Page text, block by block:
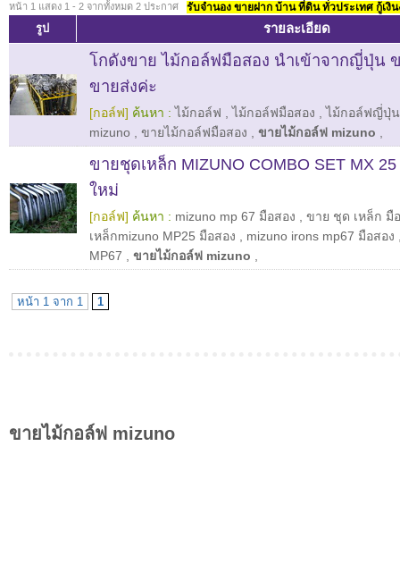
หน้า 1 แสดง 1 - 2 จากทั้งหมด 2 ประกาศ รับจำนอง ขายฝาก บ้าน ที่ดิน ทั่วประเทศ กู้เงิ
รูป รายละเอียด
โกดังขาย ไม้กอล์ฟมือสอง นำเข้าจากญี่ปุ่น
ขายส่งค่ะ
[กอล์ฟ] ค้นหา : ไม้กอล์ฟ ,ไม้กอล์ฟมือสอง ,ไม้กอล์ฟญี่ปุ่น
mizuno
ขายไม้กอล์ฟมือสอง ขายไม้กอล์ฟ mizuno
ขายชุดเหล็ก MIZUNO COMBO SET MX
ใหม่
[กอล์ฟ] ค้นหา : mizuno mp 67 มือสอง
ขาย ชุด เหล็ก มื
เหล็กmizuno MP25 มือสอง
mizuno irons mp67 มือสอง
MP67
ขายไม้กอล์ฟ mizuno
หน้า 1 จาก 1 1
ขายไม้กอล์ฟ mizuno